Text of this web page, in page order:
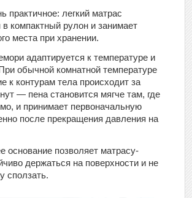
практичное: легкий матрас
в компактный рулон и занимает
места при хранении.
адаптируется к температуре и
обычной комнатной температуре
к контурам тела происходит за
— пена становится мягче там, где
и принимает первоначальную
после прекращения давления на
основание позволяет матрасу-
держаться на поверхности и не
сползать.